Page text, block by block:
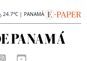
24.7°C | PANAMÁ